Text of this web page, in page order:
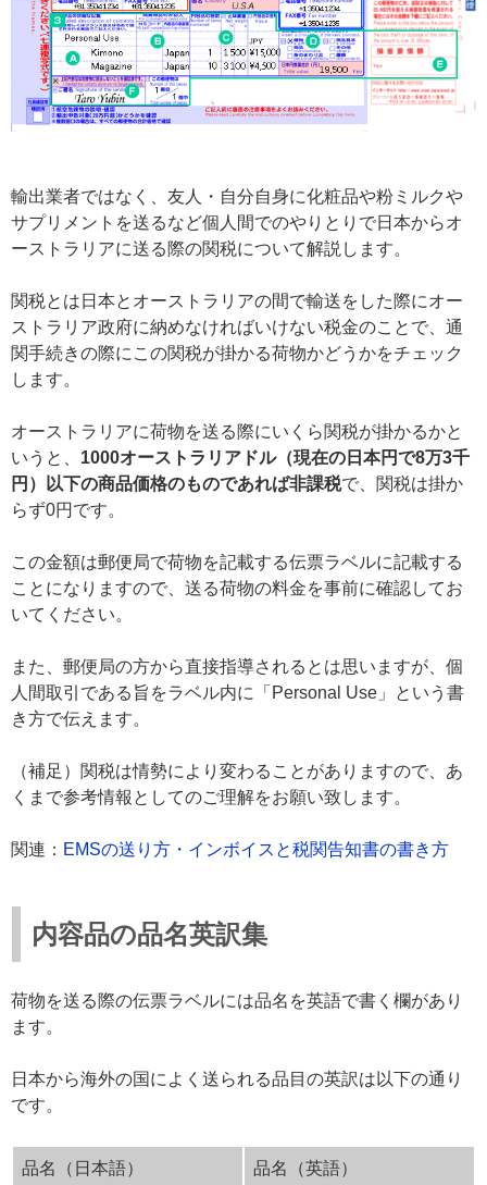
輸出業者ではなく、友人・自分自身に化粧品や粉ミルクや
サプリメントを送るなど個人間でのやりとりで日本からオ
ーストラリアに送る際の関税について解説します。
関税とは日本とオーストラリアの間で輸送をした際にオー
ストラリア政府に納めなければいけない税金のことで、通
関手続きの際にこの関税が掛かる荷物かどうかをチェック
します。
オーストラリアに荷物を送る際にいくら関税が掛かるかと
いうと、 1000オーストラリアドル（現在の日本円で8万3千
円）以下の商品価格のものであれば非課税で、関税は掛か
らず0円です。
この金額は郵便局で荷物を記載する伝票ラベルに記載する
ことになりますので、送る荷物の料金を事前に確認してお
いてください。
また、郵便局の方から直接指導されるとは思いますが、個
人間取引である旨をラベル内に「Personal Use」という書
き方で伝えます。
（補足）関税は情勢により変わることがありますので、あ
くまで参考情報としてのご理解をお願い致します。
関連： EMSの送り方・インボイスと税関告知書の書き方
内容品の品名英訳集
荷物を送る際の伝票ラベルには品名を英語で書く欄があり
ます。
日本から海外の国によく送られる品目の英訳は以下の通り
です。
品名（日本語） 品名（英語）